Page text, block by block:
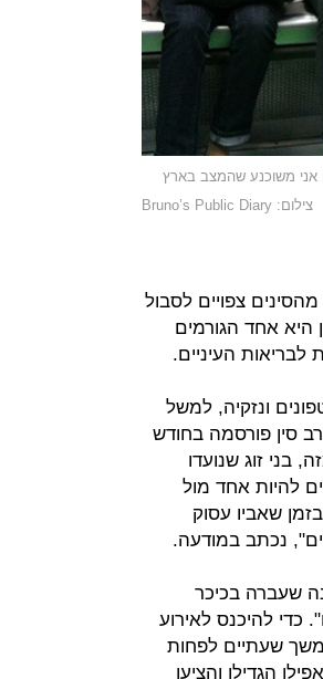
משוכנע שהמצב בארץ
צילום: Bruno’s Public Diary
צפויים לסבול
היא אחד הגורמים
לבריאות העיניים.
ונזקיה, למשל
סין פורסמה בחודש
אם הם רחוקים 500 ק”מ זה מזה, בני זוג שנועדו
להיות אחד מול
שאביו עסוק
נכתב במודעה.
שנערך בשנה שעברה בכיכר
להיכנס לאירוע
שעתיים לפחות
הגדילו והציעו